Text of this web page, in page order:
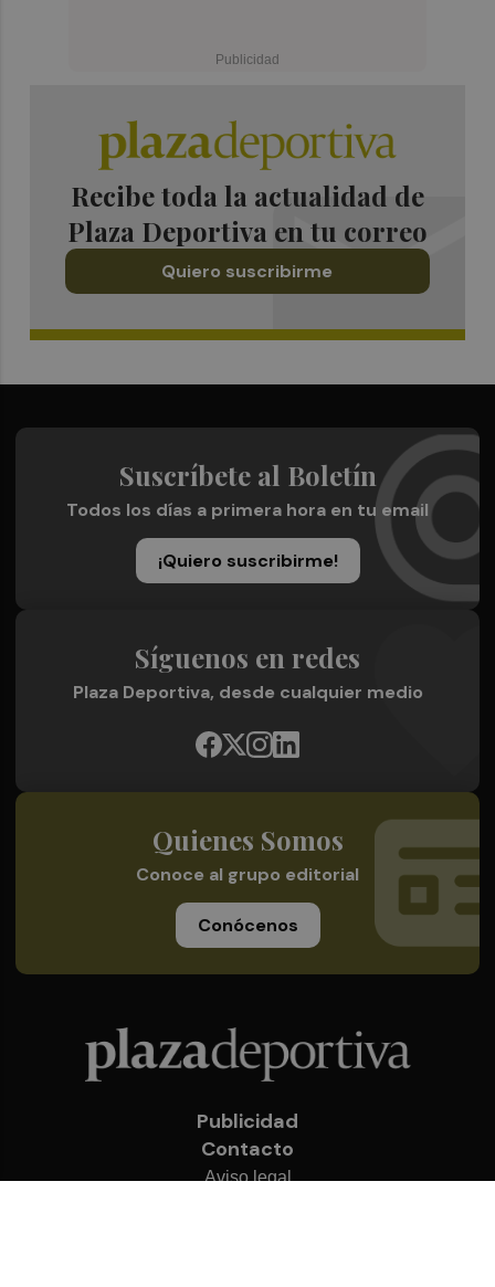
Recibe toda la actualidad de
Plaza Deportiva en tu correo
Quiero suscribirme
Suscríbete al Boletín
Todos los días a primera hora en tu email
¡Quiero suscribirme!
Síguenos en redes
Plaza Deportiva, desde cualquier medio
Quienes Somos
Conoce al grupo editorial
Conócenos
Publicidad
Contacto
Aviso legal